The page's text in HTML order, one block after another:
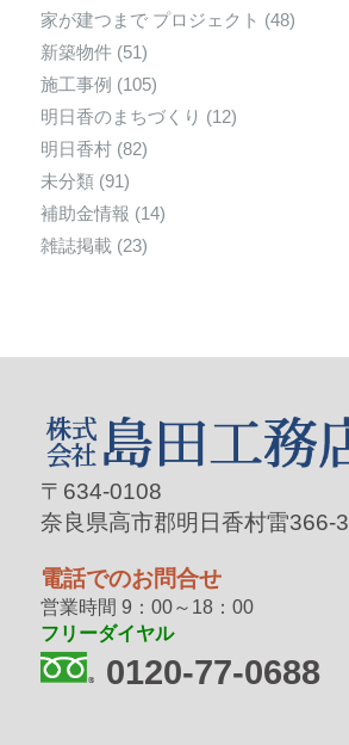
家が建つまで プロジェクト (48)
新築物件(51)
施工事例 (105)
明日香のまちづくり (12)
明日香村(82)
未分類(91)
補助金情報 (14)
雑誌掲載 (23)
〒634-0108
奈良県高市郡明日香村雷366-3
電話でのお問合せ
営業時間 9：00～18：00
フリーダイヤル
0120-77-0688